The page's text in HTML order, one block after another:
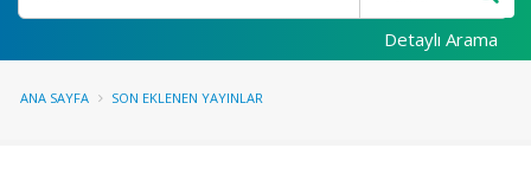
Detaylı Arama
ANA SAYFA SON EKLENEN YAYINLAR